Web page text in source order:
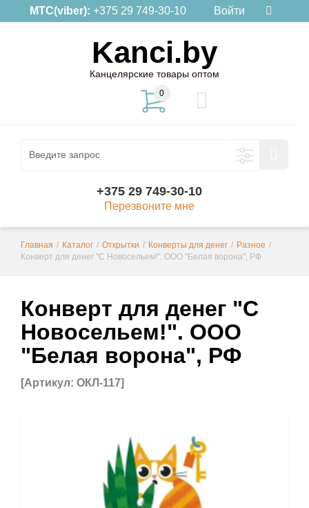
МТС(viber): +375 29 749-30-10 Войти
Kanci.by
Канцелярские товары оптом
0
+375 29 749-30-10
Перезвоните мне
Главная / Каталог / Открытки / Конверты для денег / Разное /
Конверт для денег "С Новосельем!". ООО "Белая ворона", РФ
Конверт для денег "С
Новосельем!". ООО
"Белая ворона", РФ
[Артикул: ОКЛ-117]